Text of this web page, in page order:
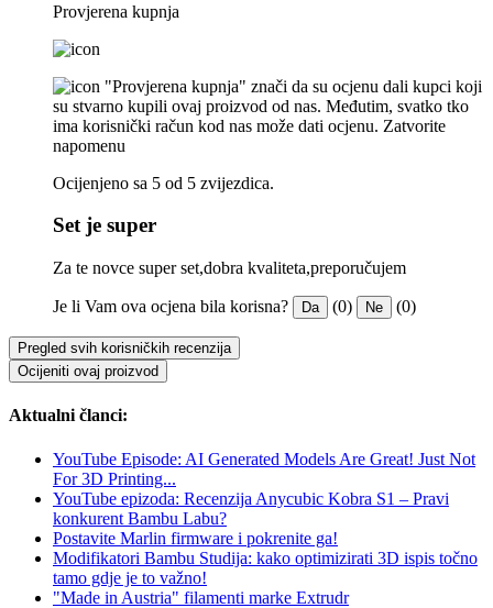
Provjerena kupnja
"Provjerena kupnja" znači da su ocjenu dali kupci koji
su stvarno kupili ovaj proizvod od nas. Međutim, svatko tko
ima korisnički račun kod nas može dati ocjenu. Zatvorite
napomenu
Ocijenjeno sa 5 od 5 zvijezdica.
Set je super
Za te novce super set,dobra kvaliteta,preporučujem
Je li Vam ova ocjena bila korisna? Da (0) Ne (0)
Pregled svih korisničkih recenzija
Ocijeniti ovaj proizvod
Aktualni članci:
YouTube Episode: AI Generated Models Are Great! Just Not
For 3D Printing...
YouTube epizoda: Recenzija Anycubic Kobra S1 – Pravi
konkurent Bambu Labu?
Postavite Marlin firmware i pokrenite ga!
Modifikatori Bambu Studija: kako optimizirati 3D ispis točno
tamo gdje je to važno!
"Made in Austria" filamenti marke Extrudr